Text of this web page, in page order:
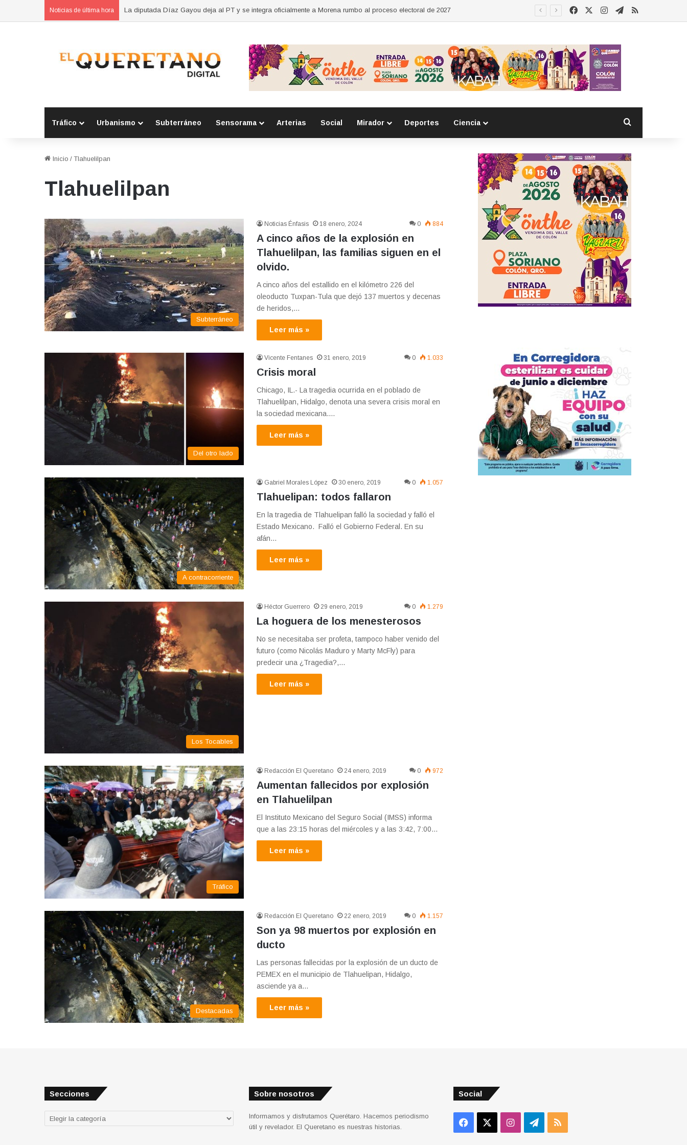
Noticias de última hora La diputada Díaz Gayou deja al PT y se integra oficialmente a Morena rumbo al proceso electoral de 2027 FacebookInstagram
Telegram
RSS
Tráfico Urbanismo Subterráneo Sensorama Arterias Social Mirador Deportes Ciencia
Inicio / Tlahuelilpan
Tlahuelilpan
Subterráneo
Noticias Énfasis 18 enero, 2024 0 884
A cinco años de la explosión en
Tlahuelilpan, las familias siguen en el
olvido.
A cinco años del estallido en el kilómetro 226 del
oleoducto Tuxpan-Tula que dejó 137 muertos y decenas
de heridos,…
Leer más »
Del otro lado
Vicente Fentanes 31 enero, 2019 0 1.033
Crisis moral
Chicago, IL.- La tragedia ocurrida en el poblado de
Tlahuelilpan, Hidalgo, denota una severa crisis moral en
la sociedad mexicana.…
Leer más »
A contracorriente
Gabriel Morales López 30 enero, 2019 0 1.057
Tlahuelipan: todos fallaron
En la tragedia de Tlahuelipan falló la sociedad y falló el
Estado Mexicano. Falló el Gobierno Federal. En su
afán…
Leer más »
Los Tocables
Héctor Guerrero 29 enero, 2019 0 1.279
La hoguera de los menesterosos
No se necesitaba ser profeta, tampoco haber venido del
futuro (como Nicolás Maduro y Marty McFly) para
predecir una ¿Tragedia?,…
Leer más »
Tráfico
Redacción El Queretano 24 enero, 2019 0 972
Aumentan fallecidos por explosión
en Tlahuelilpan
El Instituto Mexicano del Seguro Social (IMSS) informa
que a las 23:15 horas del miércoles y a las 3:42, 7:00…
Leer más »
Destacadas
Redacción El Queretano 22 enero, 2019 0 1.157
Son ya 98 muertos por explosión en
ducto
Las personas fallecidas por la explosión de un ducto de
PEMEX en el municipio de Tlahuelipan, Hidalgo,
asciende ya a…
Leer más »
Secciones
Secciones
Sobre nosotros
Informamos y disfrutamos Querétaro. Hacemos periodismo
útil y revelador. El Queretano es nuestras historias.
Social
Facebook InstagramTelegram
RSS